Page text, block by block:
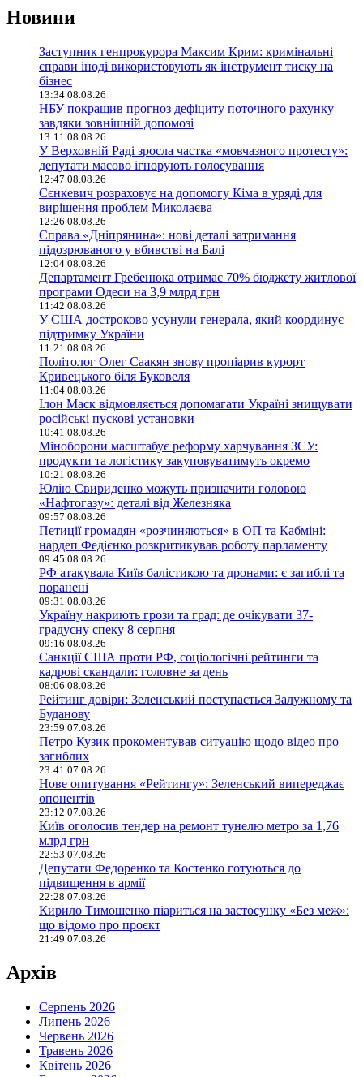
Новини
Заступник генпрокурора Максим Крим: кримінальні
справи іноді використовують як інструмент тиску на
бізнес
13:34 08.08.26
НБУ покращив прогноз дефіциту поточного рахунку
завдяки зовнішній допомозі
13:11 08.08.26
У Верховній Раді зросла частка «мовчазного протесту»:
депутати масово ігнорують голосування
12:47 08.08.26
Сєнкевич розраховує на допомогу Кіма в уряді для
вирішення проблем Миколаєва
12:26 08.08.26
Справа «Дніпрянина»: нові деталі затримання
підозрюваного у вбивстві на Балі
12:04 08.08.26
Департамент Гребенюка отримає 70% бюджету житлової
програми Одеси на 3,9 млрд грн
11:42 08.08.26
У США достроково усунули генерала, який координує
підтримку України
11:21 08.08.26
Політолог Олег Саакян знову пропіарив курорт
Кривецького біля Буковеля
11:04 08.08.26
Ілон Маск відмовляється допомагати Україні знищувати
російські пускові установки
10:41 08.08.26
Міноборони масштабує реформу харчування ЗСУ:
продукти та логістику закуповуватимуть окремо
10:21 08.08.26
Юлію Свириденко можуть призначити головою
«Нафтогазу»: деталі від Железняка
09:57 08.08.26
Петиції громадян «розчиняються» в ОП та Кабміні:
нардеп Федієнко розкритикував роботу парламенту
09:45 08.08.26
РФ атакувала Київ балістикою та дронами: є загиблі та
поранені
09:31 08.08.26
Україну накриють грози та град: де очікувати 37-
градусну спеку 8 серпня
09:16 08.08.26
Санкції США проти РФ, соціологічні рейтинги та
кадрові скандали: головне за день
08:06 08.08.26
Рейтинг довіри: Зеленський поступається Залужному та
Буданову
23:59 07.08.26
Петро Кузик прокоментував ситуацію щодо відео про
загиблих
23:41 07.08.26
Нове опитування «Рейтингу»: Зеленський випереджає
опонентів
23:12 07.08.26
Київ оголосив тендер на ремонт тунелю метро за 1,76
млрд грн
22:53 07.08.26
Депутати Федоренко та Костенко готуються до
підвищення в армії
22:28 07.08.26
Кирило Тимошенко піариться на застосунку «Без меж»:
що відомо про проєкт
21:49 07.08.26
Архів
Серпень 2026
Липень 2026
Червень 2026
Травень 2026
Квітень 2026